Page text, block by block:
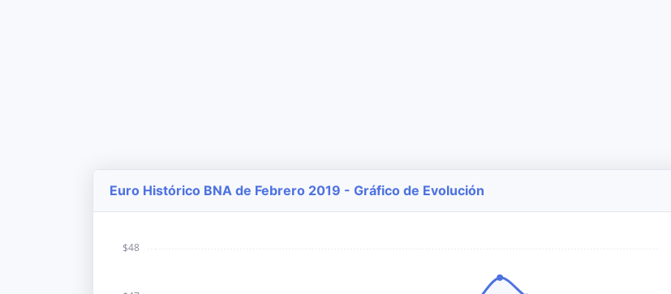
Euro Histórico BNA de Febrero 2019 - Gráfico de Evolución